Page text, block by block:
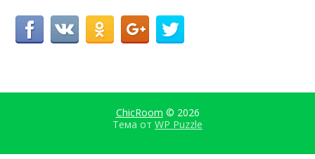
ChicRoom © 2026
Тема от WP Puzzle